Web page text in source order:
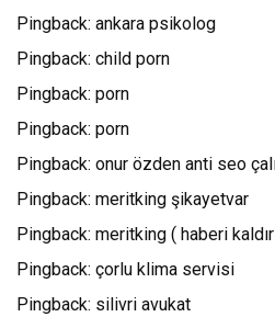
Pingback: ankara psikolog
Pingback: child porn
Pingback: porn
Pingback: porn
Pingback: onur özden anti seo
Pingback: meritking şikayetvar
Pingback: meritking ( haberi
Pingback: çorlu klima servisi
Pingback: silivri avukat